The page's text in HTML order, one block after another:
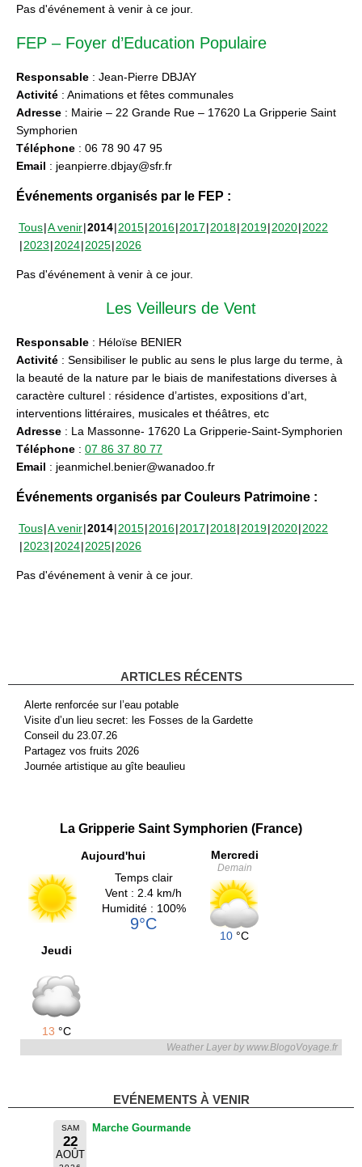
Pas d'événement à venir à ce jour.
FEP – Foyer d’Education Populaire
Responsable : Jean-Pierre DBJAY
Activité : Animations et fêtes communales
Adresse : Mairie – 22 Grande Rue – 17620 La Gripperie Saint
Symphorien
Téléphone : 06 78 90 47 95
Email : jeanpierre.dbjay@sfr.fr
Événements organisés par le FEP :
Tous A venir 2014 2015 2016 2017 2018 2019 2020 2022
2023 2024 2025 2026
Pas d'événement à venir à ce jour.
Les Veilleurs de Vent
Responsable : Héloïse BENIER
Activité : Sensibiliser le public au sens le plus large du terme, à
la beauté de la nature par le biais de manifestations diverses à
caractère culturel : résidence d’artistes, expositions d’art,
interventions littéraires, musicales et théâtres, etc
Adresse : La Massonne- 17620 La Gripperie-Saint-Symphorien
Téléphone : 07 86 37 80 77
Email : jeanmichel.benier@wanadoo.fr
Événements organisés par Couleurs Patrimoine :
Tous A venir 2014 2015 2016 2017 2018 2019 2020 2022
2023 2024 2025 2026
Pas d'événement à venir à ce jour.
ARTICLES RÉCENTS
Alerte renforcée sur l’eau potable
Visite d’un lieu secret: les Fosses de la Gardette
Conseil du 23.07.26
Partagez vos fruits 2026
Journée artistique au gîte beaulieu
La Gripperie Saint Symphorien (France)
Aujourd'hui
Temps clair
Vent : 2.4 km/h
Humidité : 100%
9°C
Mercredi
Demain
10 °C
Jeudi
13 °C
Weather Layer by www.BlogoVoyage.fr
EVÉNEMENTS À VENIR
SAM
22
AOÛT
Marche Gourmande